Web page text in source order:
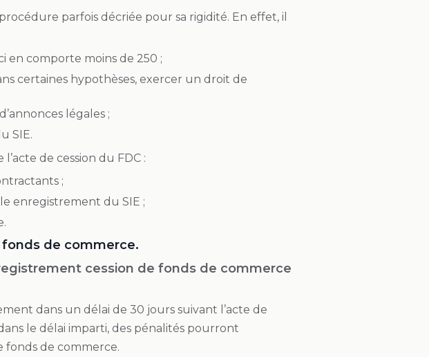
parfois décriée pour sa rigidité. En effet, il
en comporte moins de 250 ;
certaines hypothèses, exercer un droit de
légales ;
SIE.
de cession du FDC :
;
enregistrement du SIE ;
de commerce.
cession de fonds de commerce
dans un délai de 30 jours suivant l’acte de
le délai imparti, des pénalités pourront
fonds de commerce.